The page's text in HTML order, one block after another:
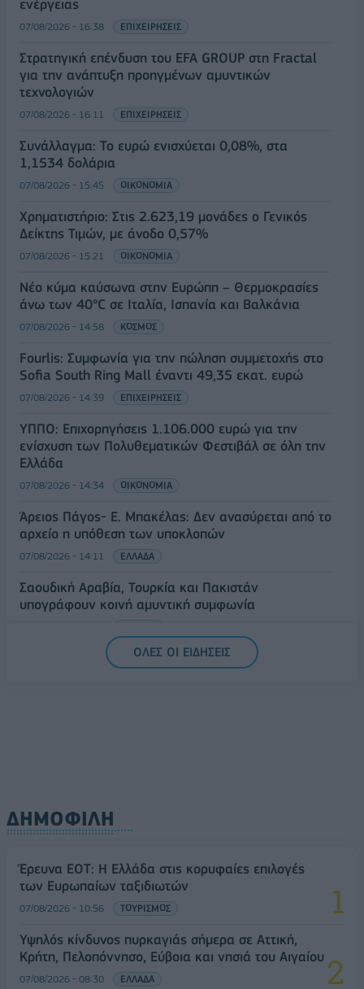
ενέργειας
07/08/2026 - 16:38 ΕΠΙΧΕΙΡΗΣΕΙΣ
Στρατηγική επένδυση του EFA GROUP στη Fractal
για την ανάπτυξη προηγμένων αμυντικών
τεχνολογιών
07/08/2026 - 16:11 ΕΠΙΧΕΙΡΗΣΕΙΣ
Συνάλλαγμα: Το ευρώ ενισχύεται 0,08%, στα
1,1534 δολάρια
07/08/2026 - 15:45 ΟΙΚΟΝΟΜΙΑ
Χρηματιστήριο: Στις 2.623,19 μονάδες ο Γενικός
Δείκτης Τιμών, με άνοδο 0,57%
07/08/2026 - 15:21 ΟΙΚΟΝΟΜΙΑ
Νέο κύμα καύσωνα στην Ευρώπη – Θερμοκρασίες
άνω των 40°C σε Ιταλία, Ισπανία και Βαλκάνια
07/08/2026 - 14:58 ΚΟΣΜΟΣ
Fourlis: Συμφωνία για την πώληση συμμετοχής στο
Sofia South Ring Mall έναντι 49,35 εκατ. ευρώ
07/08/2026 - 14:39 ΕΠΙΧΕΙΡΗΣΕΙΣ
ΥΠΠΟ: Επιχορηγήσεις 1.106.000 ευρώ για την
ενίσχυση των Πολυθεματικών Φεστιβάλ σε όλη την
Ελλάδα
07/08/2026 - 14:34 ΟΙΚΟΝΟΜΙΑ
Άρειος Πάγος- Ε. Μπακέλας: Δεν ανασύρεται από το
αρχείο η υπόθεση των υποκλοπών
07/08/2026 - 14:11 ΕΛΛΑΔΑ
Σαουδική Αραβία, Τουρκία και Πακιστάν
υπογράφουν κοινή αμυντική συμφωνία
ΟΛΕΣ ΟΙ ΕΙΔΗΣΕΙΣ
ΔΗΜΟΦΙΛΗ
Έρευνα ΕΟΤ: Η Ελλάδα στις κορυφαίες επιλογές
των Ευρωπαίων ταξιδιωτών
07/08/2026 - 10:56 ΤΟΥΡΙΣΜΟΣ
Υψηλός κίνδυνος πυρκαγιάς σήμερα σε Αττική,
Κρήτη, Πελοπόννησο, Εύβοια και νησιά του Αιγαίου
07/08/2026 - 08:30 ΕΛΛΑΔΑ